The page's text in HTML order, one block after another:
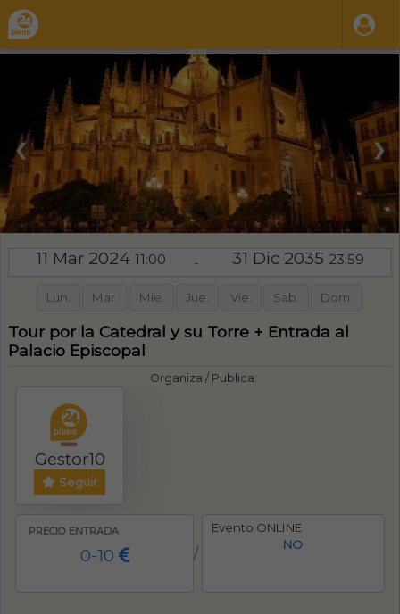
❮ ❯
11 Mar 202411:00 - 31 Dic 2035 23:59
Lun. Mar. Mie. Jue. Vie. Sab. Dom.
Tour por la Catedral y su Torre + Entrada al
Palacio Episcopal
Organiza / Publica:
Gestor10
Seguir
PRECIO ENTRADA
0-10 /
Evento ONLINE
NO